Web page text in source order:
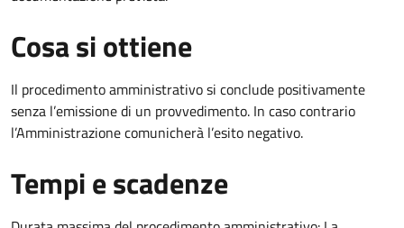
Cosa si ottiene
Il procedimento amministrativo si conclude positivamente
senza l’emissione di un provvedimento. In caso contrario
l’Amministrazione comunicherà l’esito negativo.
Tempi e scadenze